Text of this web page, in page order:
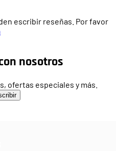
escribir reseñas. Por favor
nosotros
ofertas especiales y más.